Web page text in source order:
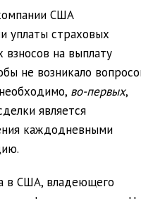
США
уплаты страховых
взносов на выплату
не возникало
во-первых,
является
каждодневными
в США, владеющего